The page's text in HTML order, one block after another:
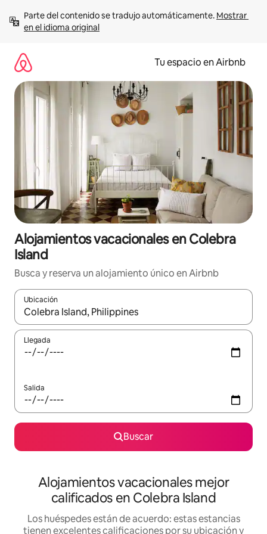
contenido
Parte del contenido se tradujo automáticamente. Mostrar
en el idioma original
Tu espacio en Airbnb
Alojamientos vacacionales en Colebra
Island
Busca y reserva un alojamiento único en Airbnb
Ubicación
Cuando los resultados estén disponibles, podrás navegar
Llegada
Salida
Buscar
Alojamientos vacacionales mejor
calificados en Colebra Island
Los huéspedes están de acuerdo: estas estancias
tienen excelentes calificaciones por su ubicación y